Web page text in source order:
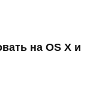
на OS X и